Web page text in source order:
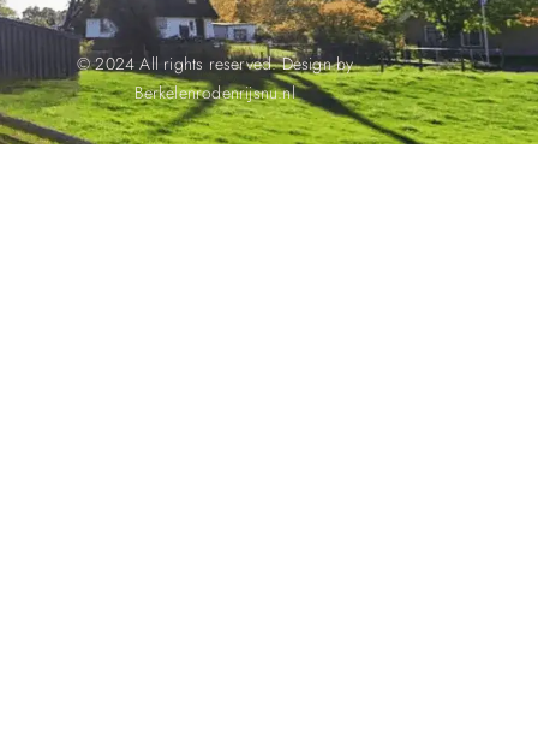
© 2024 All rights reserved. Design by
Berkelenrodenrijsnu.nl